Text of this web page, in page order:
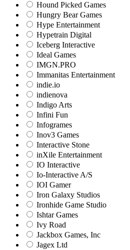
Hound Picked Games
Hungry Bear Games
Hype Entertainment
Hypetrain Digital
Iceberg Interactive
Ideal Games
IMGN.PRO
Immanitas Entertainment
indie.io
indienova
Indigo Arts
Infini Fun
Infogrames
Inov3 Games
Interactive Stone
inXile Entertainment
IO Interactive
Io-Interactive A/S
IOI Gamer
Iron Galaxy Studios
Ironhide Game Studio
Ishtar Games
Ivy Road
Jackbox Games, Inc
Jagex Ltd